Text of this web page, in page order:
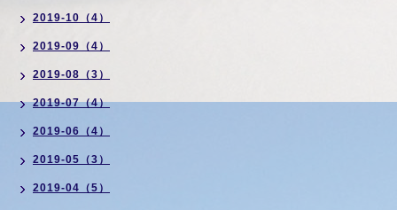
2019-10（4）
2019-09（4）
2019-08（3）
2019-07（4）
2019-06（4）
2019-05（3）
2019-04（5）